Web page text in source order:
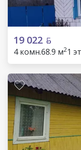
19 022
4 комн.68.9 м21